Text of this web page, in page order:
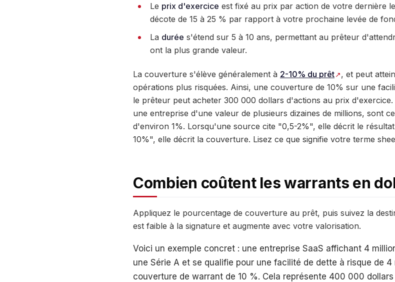
Le prix d'exercice est fixé au prix par action de votre dernière
décote de 15 à 25 % par rapport à votre prochaine levée de
La durée s'étend sur 5 à 10 ans, permettant au prêteur
ont la plus grande valeur.
La couverture s'élève généralement à 2-10% du prêt
, et peut
opérations plus risquées. Ainsi, une couverture de 10% sur une
le prêteur peut acheter 300 000 dollars d'actions au prix
une entreprise d'une valeur de plusieurs dizaines de millions, sont
d'environ 1%. Lorsqu'une source cite "0,5-2%", elle décrit le
10%", elle décrit la couverture. Lisez ce que signifie votre terme
Combien coûtent les warrants en
Appliquez le pourcentage de couverture au prêt, puis suivez la
est faible à la signature et augmente avec votre valorisation.
Voici un exemple concret : une entreprise SaaS affichant 4
une Série A et se qualifie pour une facilité de dette à risque de
couverture de warrant de 10 %. Cela représente 400 000